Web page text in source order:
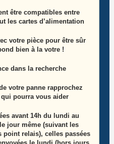
être compatibles entre
les cartes d’alimentation
votre pièce pour être sûr
bien à la votre !
dans la recherche
votre panne rapprochez
pourra vous aider
avant 14h du lundi au
jour même (suivant les
point relais), celles passées
le lundi (hors jours